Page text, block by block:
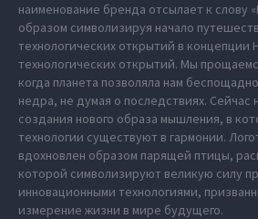
наименование бренда отсылает к слову
образом символизируя начало
технологических открытий в концепции
технологических открытий. Мы
когда планета позволяла нам
недра, не думая о последствиях. Сейчас
создания нового образа мышления, в
технологии существуют в гармонии.
вдохновлен образом парящей птицы,
которой символизируют великую силу
инновационными технологиями,
измерение жизни в мире будущего.